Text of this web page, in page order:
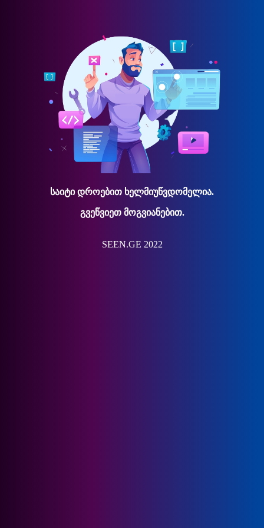
საიტი დროებით ხელმიუწვდომელია.
გვეწვიეთ მოგვიანებით.
SEEN.GE 2022